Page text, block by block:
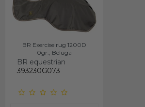
BR Exercise rug 1200D
0gr., Beluga
BR equestrian
393230G073